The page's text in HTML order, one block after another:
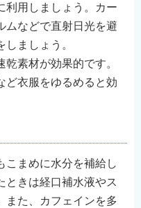
利用しましょう。カー
ムなどで直射日光を避
ましょう。
素材が効果的です。
ど衣服をゆるめると効
こまめに水分を補給し
ときは経口補水液やス
また、カフェインを多